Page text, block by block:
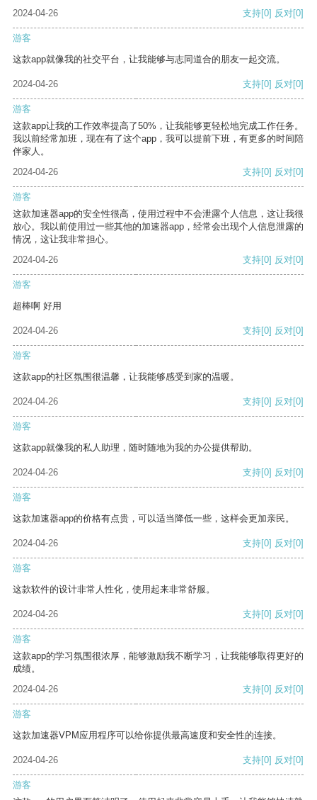
2024-04-26 支持[0] 反对[0]
游客
这款app就像我的社交平台，让我能够与志同道合的朋友一起交流。
2024-04-26 支持[0] 反对[0]
游客
这款app让我的工作效率提高了50%，让我能够更轻松地完成工作任务。
我以前经常加班，现在有了这个app，我可以提前下班，有更多的时间陪
伴家人。
2024-04-26
支持[0] 反对[0]
游客
这款加速器app的安全性很高，使用过程中不会泄露个人信息，这让我很
放心。我以前使用过一些其他的加速器app，经常会出现个人信息泄露的
情况，这让我非常担心。
2024-04-26
支持[0] 反对[0]
游客
超棒啊 好用
2024-04-26 支持[0] 反对[0]
游客
这款app的社区氛围很温馨，让我能够感受到家的温暖。
2024-04-26 支持[0] 反对[0]
游客
这款app就像我的私人助理，随时随地为我的办公提供帮助。
2024-04-26 支持[0] 反对[0]
游客
这款加速器app的价格有点贵，可以适当降低一些，这样会更加亲民。
2024-04-26 支持[0] 反对[0]
游客
这款软件的设计非常人性化，使用起来非常舒服。
2024-04-26 支持[0] 反对[0]
游客
这款app的学习氛围很浓厚，能够激励我不断学习，让我能够取得更好的
成绩。
2024-04-26
支持[0] 反对[0]
游客
这款加速器VPM应用程序可以给你提供最高速度和安全性的连接。
2024-04-26 支持[0] 反对[0]
游客